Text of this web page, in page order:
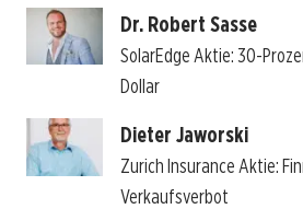
Dr. Robert Sasse
SolarEdge Aktie: 30-
Dollar
Dieter Jaworski
Zurich Insurance Aktie:
Verkaufsverbot